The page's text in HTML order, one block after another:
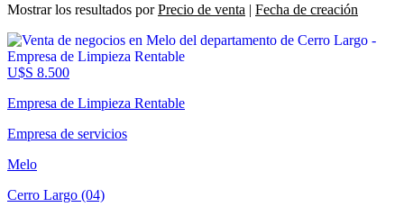
Mostrar los resultados porPrecio de venta | Fecha de creación
U$S 8.500
Empresa de Limpieza Rentable
Empresa de servicios
Melo
Cerro Largo (04)